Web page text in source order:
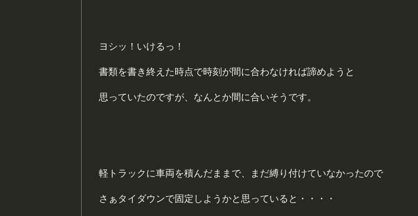
ヨシッ！いけるっ！
書類を書き終えた時点で時刻が間に合わなければ諦めようと
思っていたのですが、なんとか間に合いそうです。
軽トラックに車両を積んだままで、まだ縛り付けていなかったので
さぁタイダウンで固定しようかと思っていると・・・・